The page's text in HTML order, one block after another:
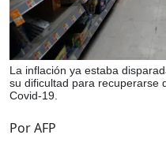
La inflación ya estaba
su dificultad para recuperarse
Covid-19.
Por AFP